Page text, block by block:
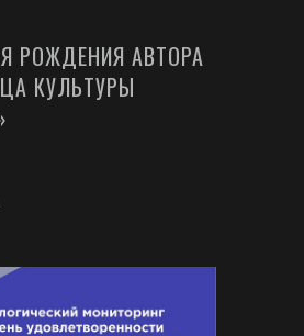
РОЖДЕНИЯ АВТОРА
КУЛЬТУРЫ